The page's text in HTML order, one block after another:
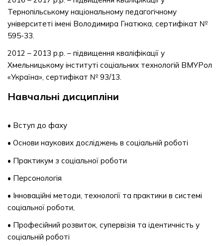
Тернопільському національному педагогічному
університеті імені Володимира Гнатюка, сертифікат №
595-33.
2012 – 2013 р.р. – підвищення кваліфікації у
Хмельницькому інституті соціальних технологій ВМУРол
«Україна», сертифікат № 93/13.
Навчальні дисципліни
• Вступ до фаху
• Основи наукових досліджень в соціальній роботі
• Практикум з соціальної роботи
• Персонологія
• Інноваційні методи, технології та практики в системі
соціальної роботи,
• Професійний розвиток, супервізія та ідентичність у
соціальній роботі